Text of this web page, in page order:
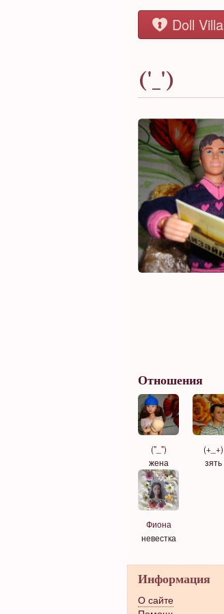
Doll Villa
('_')
Отношения
("_")
жена
(+_+)
зять
Фиона
невестка
Информация
О сайте